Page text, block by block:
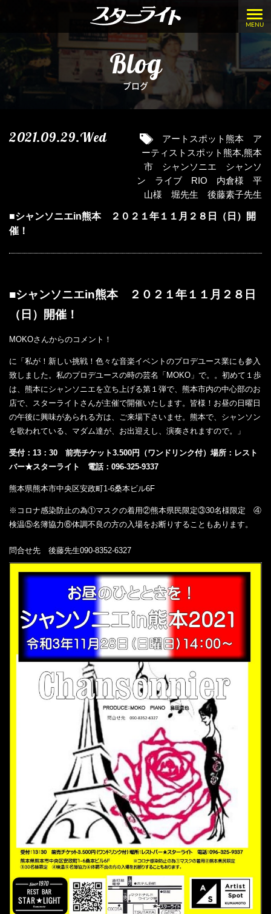
MENU
Blog
ブログ
2021.09.29.Wed
アートスポット熊本 ア
ーティストスポット熊本,熊本
市 シャンソニエ シャンソ
ン ライブ RIO 内倉様 平
山様 堀先生 後藤素子先生
■シャンソニエin熊本 ２０２１年１１月２８日（日）開
催！
■シャンソニエin熊本 ２０２１年１１月２８日
（日）開催！
MOKOさんからのコメント！
に「私が！新しい挑戦！色々な音楽イベントのプロデユース業にも参入
致しました。私のプロデユースの時の芸名「MOKO」で。。初めて１歩
は、熊本にシャンソニエを立ち上げる第１弾で、熊本市内の中心部のお
店で、スターライトさんが主催で開催いたします。皆様！お昼の日曜日
の午後に興味があられる方は、ご来場下さいませ。熊本で、シャンソン
を歌われている、マダム達が、お出迎えし、演奏されますので。」
受付： 13 ： 30 前売チケット3.500円（ワンドリンク付）場所：レスト
バー★スターライト 電話： 096-325-9337
熊本県熊本市中央区安政町1-6桑本ビル6F
※コロナ感染防止の為①マスクの着用②熊本県民限定③30名様限定 ④
検温⑤名簿協力⑥体調不良の方の入場をお断りすることもあります。
問合せ先 後藤先生090-8352-6327